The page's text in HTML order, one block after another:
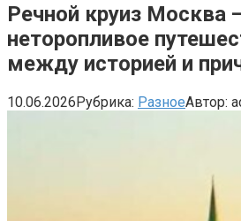
Речной круиз Москва
неторопливое
между историей и
10.06.2026Рубрика: РазноеАвтор: